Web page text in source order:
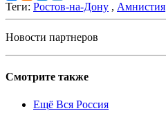
Теги: Ростов-на-Дону , Амнистия
Новости партнеров
Смотрите также
Ещё Вся Россия